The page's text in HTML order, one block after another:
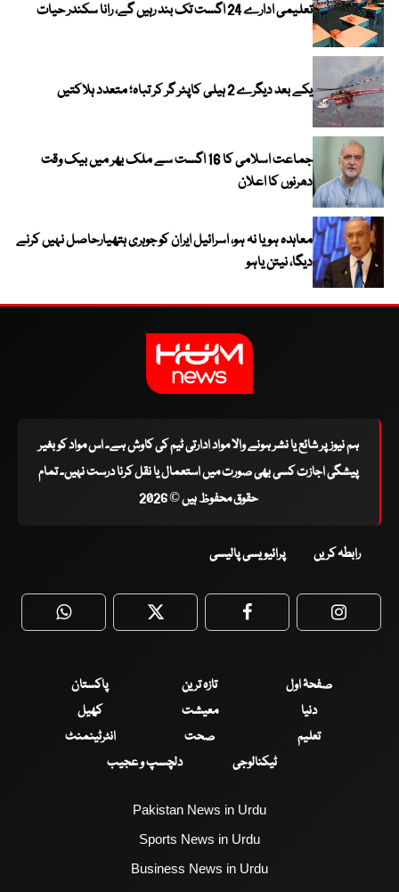
تعلیمی ادارے 24 اگست تک بند رہیں گے، رانا سکندر حیات
یکے بعد دیگرے 2 ہیلی کاپٹر گر کر تباہ؛ متعدد ہلاکتیں
جماعت اسلامی کا 16 اگست سے ملک بھر میں بیک وقت
دھرنوں کا اعلان
معاہدہ ہو یا نہ ہو، اسرائیل ایران کو جوہری ہتھیارحاصل نہیں کرنے
دیگا، نیتن یاہو
ہم نیوز پر شائع یا نشر ہونے والا مواد ادارتی ٹیم کی کاوش ہے۔ اس مواد کو بغیر
پیشگی اجازت کسی بھی صورت میں استعمال یا نقل کرنا درست نہیں۔ تمام
حقوق محفوظ ہیں © 2026
رابطہ کریں پرائیویسی پالیسی
WhatsApp Twitter Facebook
صفحۂ اول تازہ ترین
پاکستان
دنیا
معیشت
کھیل
تعلیم
صحت
انٹرٹینمنٹ
ٹیکنالوجی
دلچسپ و عجیب
Pakistan News in Urdu
Sports News in Urdu
Business News in Urdu